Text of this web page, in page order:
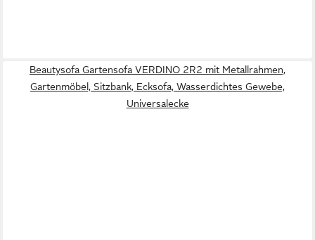
Beautysofa Gartensofa VERDINO 2R2 mit Metallrahmen,
Gartenmöbel, Sitzbank, Ecksofa, Wasserdichtes Gewebe,
Universalecke